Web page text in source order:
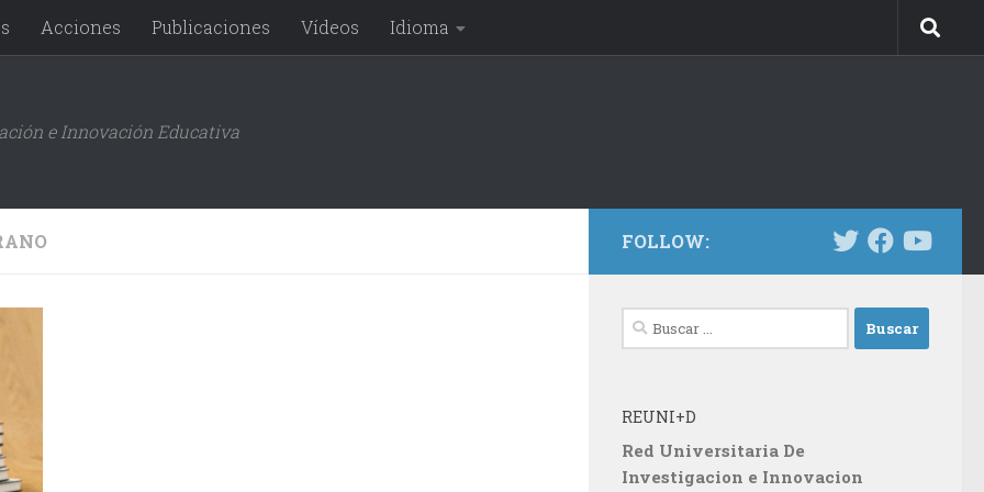
Acciones Publicaciones Vídeos Idioma
e Innovación Educativa
FOLLOW:
Buscar:
REUNI+D
Red Universitaria De
Investigacion e Innovacion